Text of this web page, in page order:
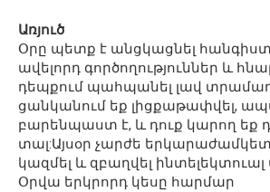
Առյուծ
Օրը պետք է անցկացնել հանգիստ
ավելորդ գործողություններ և
դեպքում պահպանել լավ
ցանկանում եք լիցքաթափվել,
բարենպաստ է, և դուք կարող եք
տալ:Այսօր չարժե
կազմել և զբաղվել
Օրվա երկրորդ կեսը հարմար